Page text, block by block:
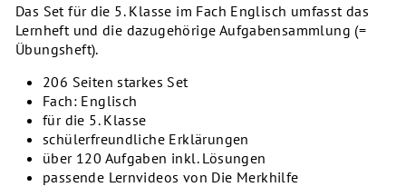
Das Set für die 5. Klasse im Fach Englisch umfasst das
Lernheft und die dazugehörige Aufgabensammlung (=
Übungsheft).
206 Seiten starkes Set
Fach: Englisch
für die 5. Klasse
schülerfreundliche Erklärungen
über 120 Aufgaben inkl. Lösungen
passende Lernvideos von Die Merkhilfe